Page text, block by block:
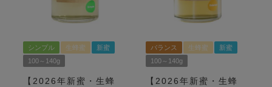
シンプル 生蜂蜜
新蜜
100～140g
【2026年新蜜・生蜂
バランス 生蜂蜜
新蜜
100～140g
【2026年新蜜・生蜂